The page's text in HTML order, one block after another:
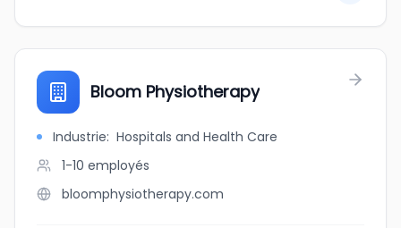
Bloom Physiotherapy
Industrie: Hospitals and Health Care
1-10 employés
bloomphysiotherapy.com